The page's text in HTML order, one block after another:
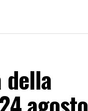
del Golfo e
fase di ascolto
nuove
della